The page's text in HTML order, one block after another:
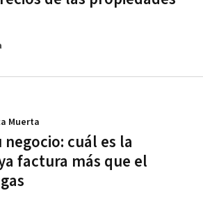
negocio: cuál es la
factura más que el
Muerta